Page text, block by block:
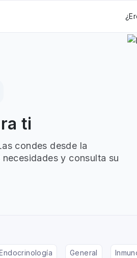
ti
condes desde la
y consulta su
General